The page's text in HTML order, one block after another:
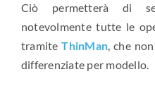
Ciò permetterà di
notevolmente tutte le
tramiteThinMan, che
differenziate per modello.